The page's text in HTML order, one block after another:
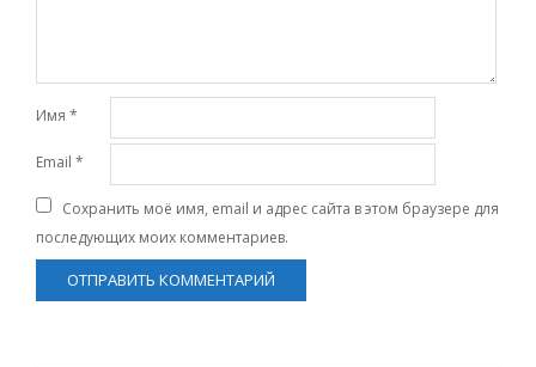
Имя *
Email *
Сохранить моё имя, email и адрес сайта в этом браузере для
последующих моих комментариев.